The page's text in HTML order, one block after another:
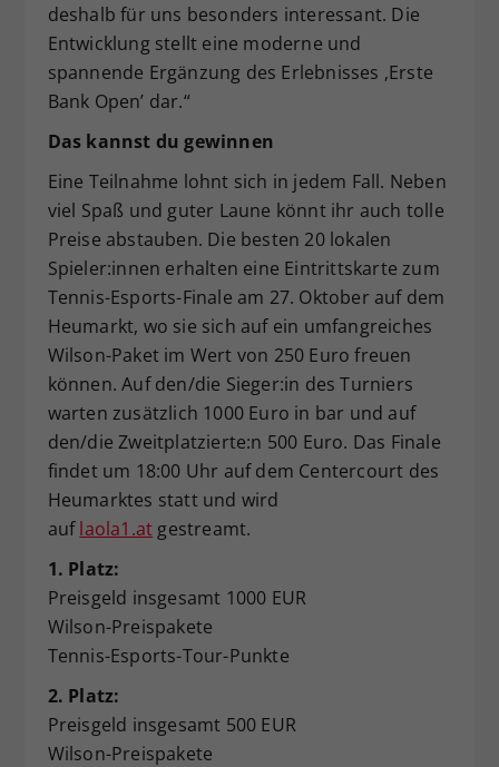
deshalb für uns besonders interessant. Die
Entwicklung stellt eine moderne und
spannende Ergänzung des Erlebnisses ‚Erste
Bank Open’ dar.“
Das kannst du gewinnen
Eine Teilnahme lohnt sich in jedem Fall. Neben
viel Spaß und guter Laune könnt ihr auch tolle
Preise abstauben. Die besten 20 lokalen
Spieler:innen erhalten eine Eintrittskarte zum
Tennis-Esports-Finale am 27. Oktober auf dem
Heumarkt, wo sie sich auf ein umfangreiches
Wilson-Paket im Wert von 250 Euro freuen
können. Auf den/die Sieger:in des Turniers
warten zusätzlich 1000 Euro in bar und auf
den/die Zweitplatzierte:n 500 Euro. Das Finale
findet um 18:00 Uhr auf dem Centercourt des
Heumarktes statt und wird
auflaola1.at gestreamt.
1. Platz:
Preisgeld insgesamt 1000 EUR
Wilson-Preispakete
Tennis-Esports-Tour-Punkte
2. Platz:
Preisgeld insgesamt 500 EUR
Wilson-Preispakete